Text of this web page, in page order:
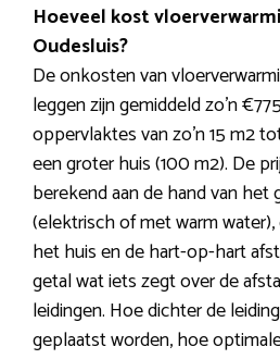
Hoeveel kost
Oudesluis?
De onkosten van
leggen zijn gemiddeld zo’n
oppervlaktes van zo’n 15 m2
een groter huis (100 m2). De
berekend aan de hand van
(elektrisch of met warm
het huis en de hart-op-hart
getal wat iets zegt over de
leidingen. Hoe dichter de
geplaatst worden, hoe